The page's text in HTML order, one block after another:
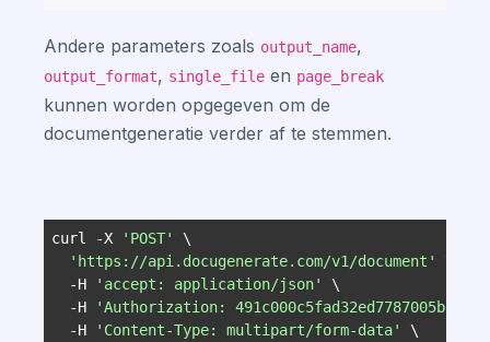
Andere parameters zoals output_name,
output_format, single_file en page_break
kunnen worden opgegeven om de
documentgeneratie verder af te stemmen.
curl -X 'POST'
'https://api.docugenerate.com/v1/document'
  -H
'accept: application/json'
  -H
'Authorization:
  -H
'Content-Type: multipart/form-data'